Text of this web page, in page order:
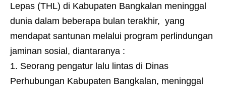
Lepas (THL) di Kabupaten Bangkalan meninggal
dunia dalam beberapa bulan terakhir, yang
mendapat santunan melalui program perlindungan
jaminan sosial, diantaranya :
1. Seorang pengatur lalu lintas di Dinas
Perhubungan Kabupaten Bangkalan, meninggal